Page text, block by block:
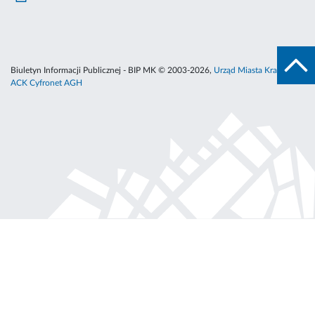
Biuletyn Informacji Publicznej - BIP MK © 2003-2026, Urząd Miasta Krakowa
ACK Cyfronet AGH